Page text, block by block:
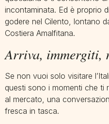
incontaminata. Ed è proprio
godere nel Cilento, lontano
Costiera Amalfitana.
Arriva, immergiti,
Se non vuoi solo visitare
questi sono i momenti che ti
al mercato, una
fresca in tasca.